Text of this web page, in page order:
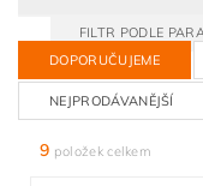
FILTR PODLE
DOPORUČUJEME
NEJPRODÁVANĚJŠÍ
9 položek celkem